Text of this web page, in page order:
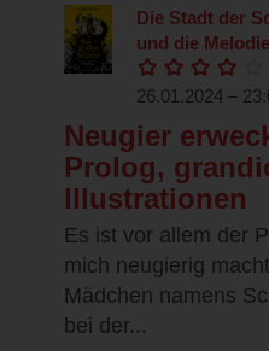
Die Stadt der
und die
26.01.2024 –
Neugier
Prolog,
Illustrationen
Es ist vor allem der
mich neugierig
Mädchen namens
bei der...